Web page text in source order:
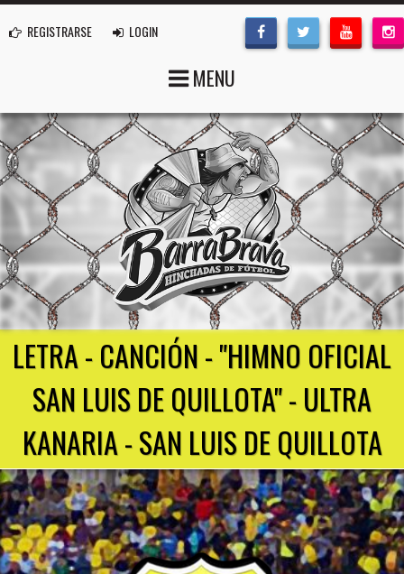
REGISTRARSE LOGIN
MENU
LETRA - CANCIÓN - "HIMNO OFICIAL
SAN LUIS DE QUILLOTA" - ULTRA
KANARIA - SAN LUIS DE QUILLOTA